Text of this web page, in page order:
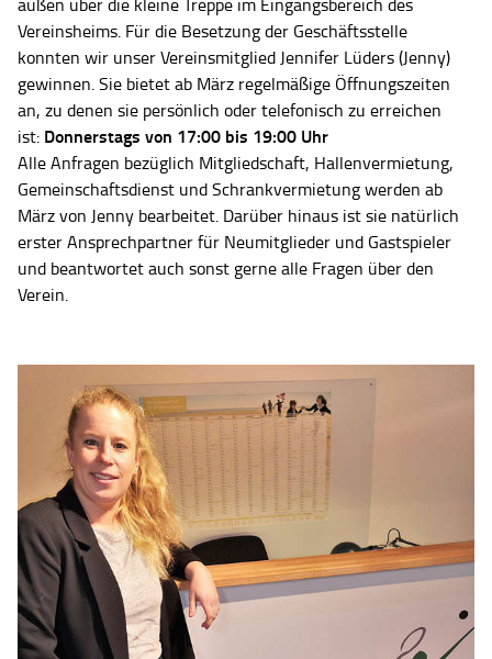
außen über die kleine Treppe im Eingangsbereich des
Vereinsheims. Für die Besetzung der Geschäftsstelle
konnten wir unser Vereinsmitglied Jennifer Lüders (Jenny)
gewinnen. Sie bietet ab März regelmäßige Öffnungszeiten
an, zu denen sie persönlich oder telefonisch zu erreichen
ist: Donnerstags von 17:00 bis 19:00 Uhr
Alle Anfragen bezüglich Mitgliedschaft, Hallenvermietung,
Gemeinschaftsdienst und Schrankvermietung werden ab
März von Jenny bearbeitet. Darüber hinaus ist sie natürlich
erster Ansprechpartner für Neumitglieder und Gastspieler
und beantwortet auch sonst gerne alle Fragen über den
Verein.